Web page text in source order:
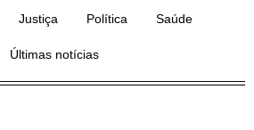
Justiça Política Saúde
Últimas notícias